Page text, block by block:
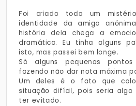
Foi criado todo um
identidade da amiga
história dela chega a
dramática. Eu tinha alguns
isto, mas passei bem longe.
Só alguns pequenos
fazendo não dar nota máxima
Um deles é o fato que
situação difícil, pois seria algo
ter evitado.